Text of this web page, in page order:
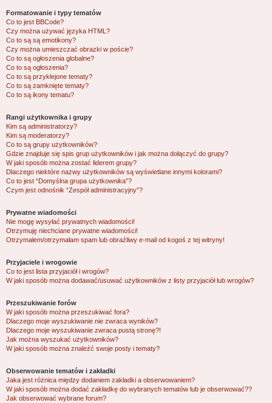
Formatowanie i typy tematów
Co to jest BBCode?
Czy można używać języka HTML?
Co to są są emotikony?
Czy można umieszczać obrazki w poście?
Co to są ogłoszenia globalne?
Co to są ogłoszenia?
Co to są przyklejone tematy?
Co to są zamknięte tematy?
Co to są ikony tematu?
Rangi użytkownika i grupy
Kim są administratorzy?
Kim są moderatorzy?
Co to są grupy użytkowników?
Gdzie znajduje się spis grup użytkowników i jak można dołączyć do grupy?
W jaki sposób można zostać liderem grupy?
Dlaczego niektóre nazwy użytkowników są wyświetlane innymi kolorami?
Co to jest “Domyślna grupa użytkownika”?
Czym jest odnośnik “Zespół administracyjny”?
Prywatne wiadomości
Nie mogę wysyłać prywatnych wiadomości!
Otrzymuję niechciane prywatne wiadomości!
Otrzymałem/otrzymałam spam lub obraźliwy e-mail od kogoś z tej witryny!
Przyjaciele i wrogowie
Co to jest lista przyjaciół i wrogów?
W jaki sposób można dodawać/usuwać użytkowników z listy przyjaciół lub wrogów?
Przeszukiwanie forów
W jaki sposób można przeszukiwać fora?
Dlaczego moje wyszukiwanie nie zwraca wyników?
Dlaczego moje wyszukiwanie zwraca pustą stronę?!
Jak można wyszukać użytkowników?
W jaki sposób można znaleźć swoje posty i tematy?
Obserwowanie tematów i zakładki
Jaka jest różnica między dodaniem zakładki a obserwowaniem?
W jaki sposób można dodać zakładkę do wybranych tematów lub je obserwować??
Jak obserwować wybrane forum?